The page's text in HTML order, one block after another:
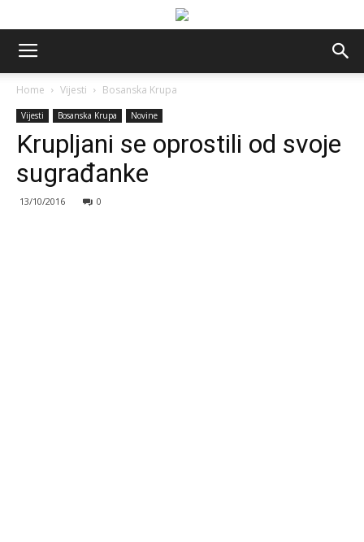
Home Vijesti Bosanska Krupa
Vijesti Bosanska Krupa Novine
Krupljani se oprostili od svoje
sugrađanke
13/10/2016 0